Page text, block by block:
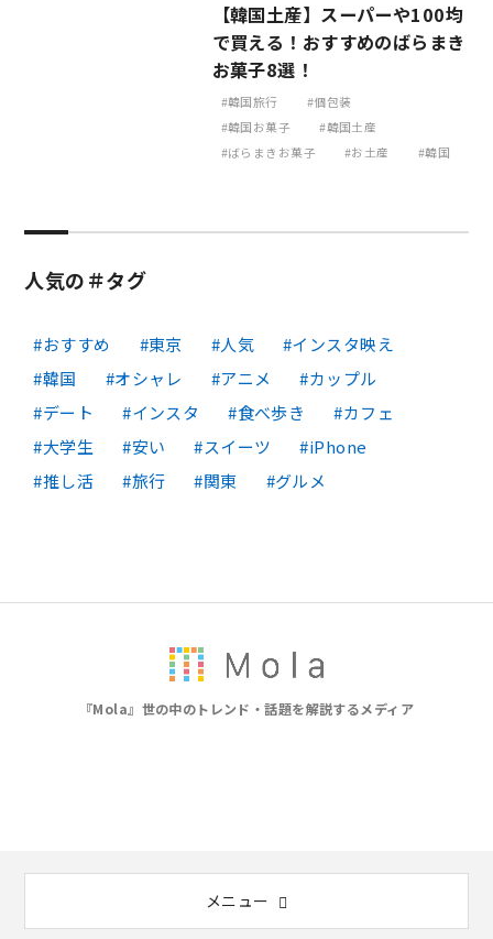
【韓国土産】スーパーや100均
で買える！おすすめのばらまき
お菓子8選！
韓国旅行
個包装
韓国お菓子
韓国土産
ばらまきお菓子
お土産 韓国
人気の＃タグ
おすすめ 東京 人気
インスタ映え
韓国
オシャレ アニメ
カップル
デート
インスタ 食べ歩き
カフェ
大学生
安い スイーツ
iPhone
推し活
旅行 関東 グルメ
『Mola』世の中のトレンド・話題を解説するメディア
メニュー